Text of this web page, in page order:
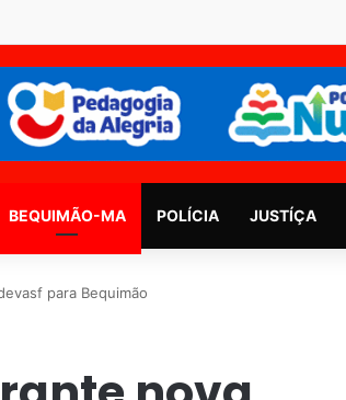
BEQUIMÃO-MA POLÍCIA JUSTÍÇA
para Bequimão